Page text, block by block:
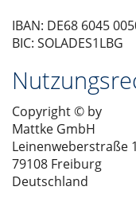
IBAN: DE68 6045
BIC: SOLADES1LBG
Copyright © by
Mattke GmbH
Leinenweberstraße
79108 Freiburg
Deutschland